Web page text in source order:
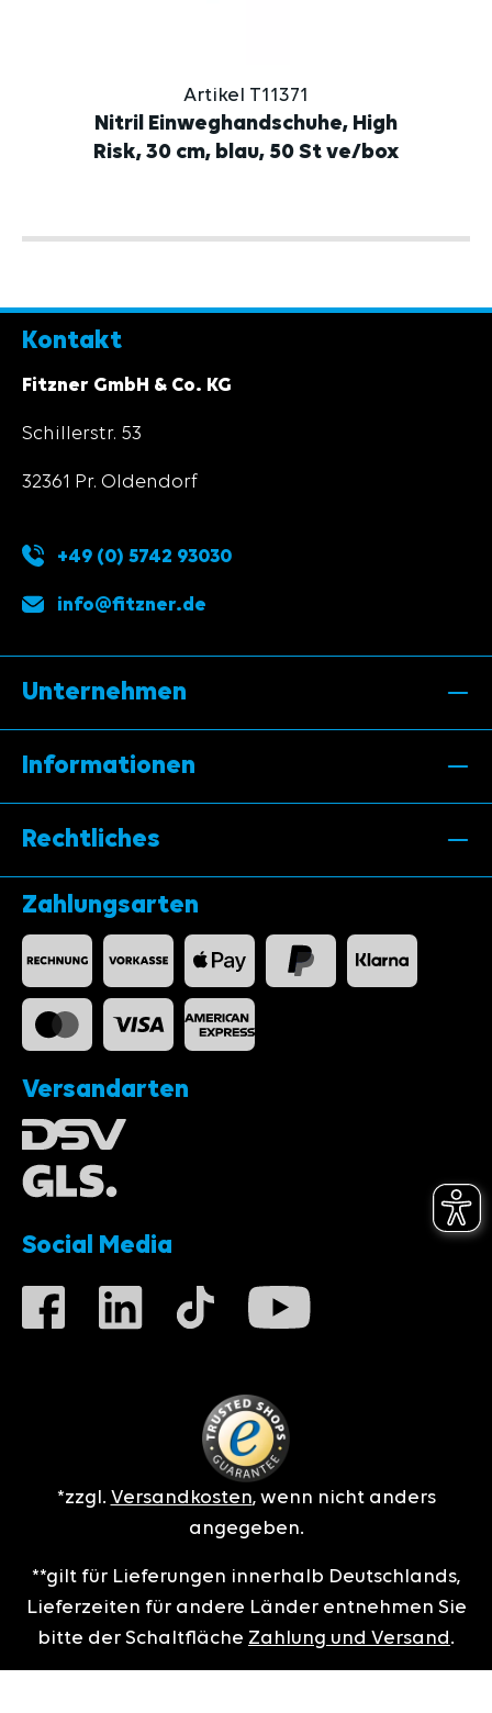
Artikel T11371
Nitril Einweghandschuhe, High
Risk, 30 cm, blau, 50 St ve/box
Kontakt
Fitzner GmbH & Co. KG
Schillerstr. 53
32361 Pr. Oldendorf
+49 (0) 5742 93030
info@fitzner.de
Unternehmen
Informationen
Rechtliches
Zahlungsarten
Versandarten
Social Media
*zzgl. Versandkosten, wenn nicht anders
angegeben.
**gilt für Lieferungen innerhalb Deutschlands,
Lieferzeiten für andere Länder entnehmen Sie
bitte der Schaltfläche Zahlung und Versand .